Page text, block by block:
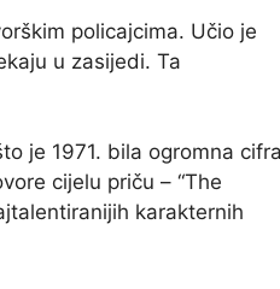
policajcima. Učio je
u zasijedi. Ta
je 1971. bila ogromna
cijelu priču – “The
karakternih